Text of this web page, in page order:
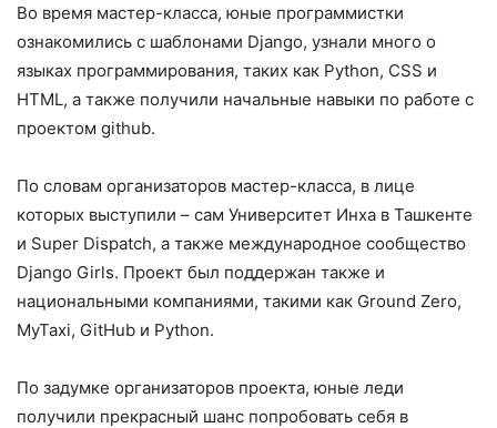
Во время мастер-класса, юные программистки
ознакомились с шаблонами Django, узнали много о
языках программирования, таких как Python, CSS и
HTML, а также получили начальные навыки по работе с
проектом github.
По словам организаторов мастер-класса, в лице
которых выступили – сам Университет Инха в Ташкенте
и Super Dispatch, а также международное сообщество
Django Girls. Проект был поддержан также и
национальными компаниями, такими как Ground Zero,
MyTaxi, GitHub и Python.
По задумке организаторов проекта, юные леди
получили прекрасный шанс попробовать себя в